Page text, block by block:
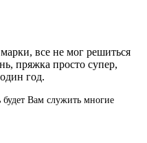
все не мог решиться
пряжка просто супер,
год.
Вам служить многие